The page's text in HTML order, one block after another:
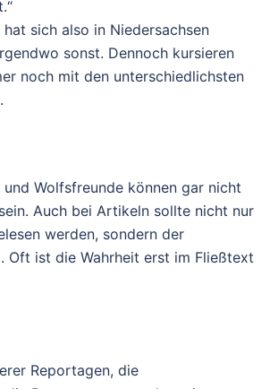
sich also in Niedersachsen
sonst. Dennoch kursieren
noch mit den unterschiedlichsten
Wolfsfreunde können gar nicht
Auch bei Artikeln sollte nicht nur
werden, sondern der
Oft ist die Wahrheit erst im Fließtext
Reportagen, die